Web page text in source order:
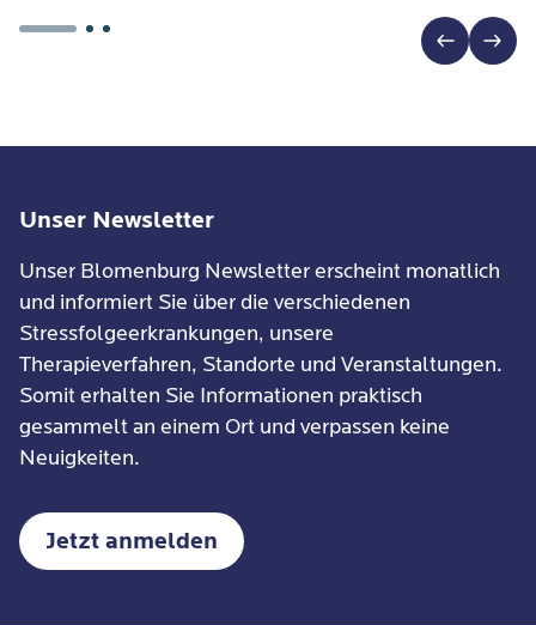
Unser Newsletter
Unser Blomenburg Newsletter erscheint monatlich
und informiert Sie über die verschiedenen
Stressfolgeerkrankungen, unsere
Therapieverfahren, Standorte und Veranstaltungen.
Somit erhalten Sie Informationen praktisch
gesammelt an einem Ort und verpassen keine
Neuigkeiten.
Jetzt anmelden